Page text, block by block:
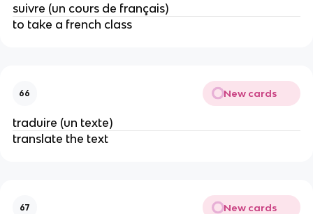
suivre (un cours de français)
to take a french class
66 New cards
traduire (un texte)
translate the text
67 New cards